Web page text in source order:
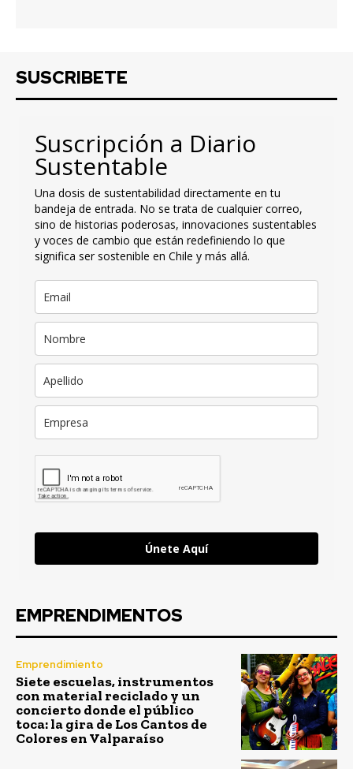
SUSCRIBETE
Suscripción a Diario
Sustentable
Una dosis de sustentabilidad directamente en tu
bandeja de entrada. No se trata de cualquier correo,
sino de historias poderosas, innovaciones sustentables
y voces de cambio que están redefiniendo lo que
significa ser sostenible en Chile y más allá.
Únete Aquí
EMPRENDIMENTOS
Emprendimiento
Siete escuelas, instrumentos
con material reciclado y un
concierto donde el público
toca: la gira de Los Cantos de
Colores en Valparaíso